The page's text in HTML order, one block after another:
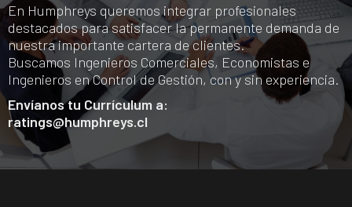
En Humphreys queremos integrar profesionales
destacados para satisfacer la permanente demanda de
nuestra importante cartera de clientes.
Buscamos Ingenieros Comerciales, Economistas e
Ingenieros en Control de Gestión, con y sin experiencia.
Envíanos tu Currículum a:
ratings@humphreys.cl